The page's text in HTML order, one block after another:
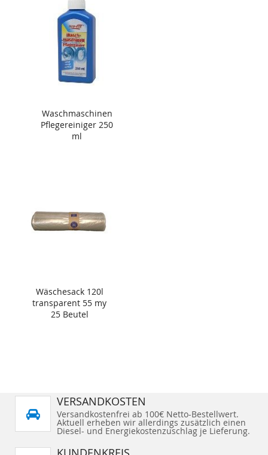
Waschmaschinen
Pflegereiniger 250
ml
Wäschesack 120l
transparent 55 my
25 Beutel
VERSANDKOSTEN
Versandkostenfrei ab 100€ Netto-Bestellwert.
Aktuell erheben wir allerdings zusätzlich einen
Diesel- und Energiekostenzuschlag je Lieferung.